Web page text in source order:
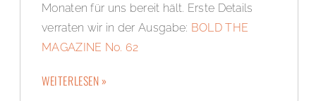
Monaten für uns bereit hält. Erste Details
verraten wir in der Ausgabe: BOLD THE
MAGAZINE No. 62
WEITERLESEN »